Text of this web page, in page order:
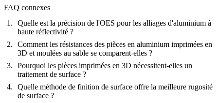
FAQ connexes
Quelle est la précision de l'OES pour les alliages d'aluminium à
haute réflectivité ?
Comment les résistances des pièces en aluminium imprimées en
3D et moulées au sable se comparent-elles ?
Pourquoi les pièces imprimées en 3D nécessitent-elles un
traitement de surface ?
Quelle méthode de finition de surface offre la meilleure rugosité
de surface ?